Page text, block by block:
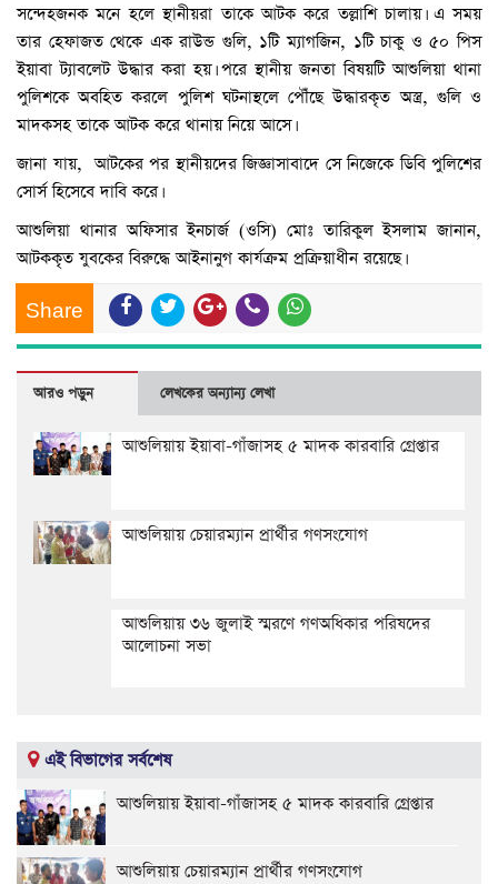
সন্দেহজনক মনে হলে স্থানীয়রা তাকে আটক করে তল্লাশি চালায়। এ সময়
তার হেফাজত থেকে এক রাউন্ড গুলি, ১টি ম্যাগজিন, ১টি চাকু ও ৫০ পিস
ইয়াবা ট্যাবলেট উদ্ধার করা হয়। পরে স্থানীয় জনতা বিষয়টি আশুলিয়া থানা
পুলিশকে অবহিত করলে পুলিশ ঘটনাস্থলে পৌঁছে উদ্ধারকৃত অস্ত্র, গুলি ও
মাদকসহ তাকে আটক করে থানায় নিয়ে আসে।
জানা যায়, আটকের পর স্থানীয়দের জিজ্ঞাসাবাদে সে নিজেকে ডিবি পুলিশের
সোর্স হিসেবে দাবি করে।
আশুলিয়া থানার অফিসার ইনচার্জ (ওসি) মোঃ তারিকুল ইসলাম জানান,
আটককৃত যুবকের বিরুদ্ধে আইনানুগ কার্যক্রম প্রক্রিয়াধীন রয়েছে।
Share
আরও পড়ুন লেখকের অন্যান্য লেখা
আশুলিয়ায় ইয়াবা-গাঁজাসহ ৫ মাদক কারবারি গ্রেপ্তার
আশুলিয়ায় চেয়ারম্যান প্রার্থীর গণসংযোগ
আশুলিয়ায় ৩৬ জুলাই স্মরণে গণঅধিকার পরিষদের
আলোচনা সভা
এই বিভাগের সর্বশেষ
আশুলিয়ায় ইয়াবা-গাঁজাসহ ৫ মাদক কারবারি গ্রেপ্তার
আশুলিয়ায় চেয়ারম্যান প্রার্থীর গণসংযোগ